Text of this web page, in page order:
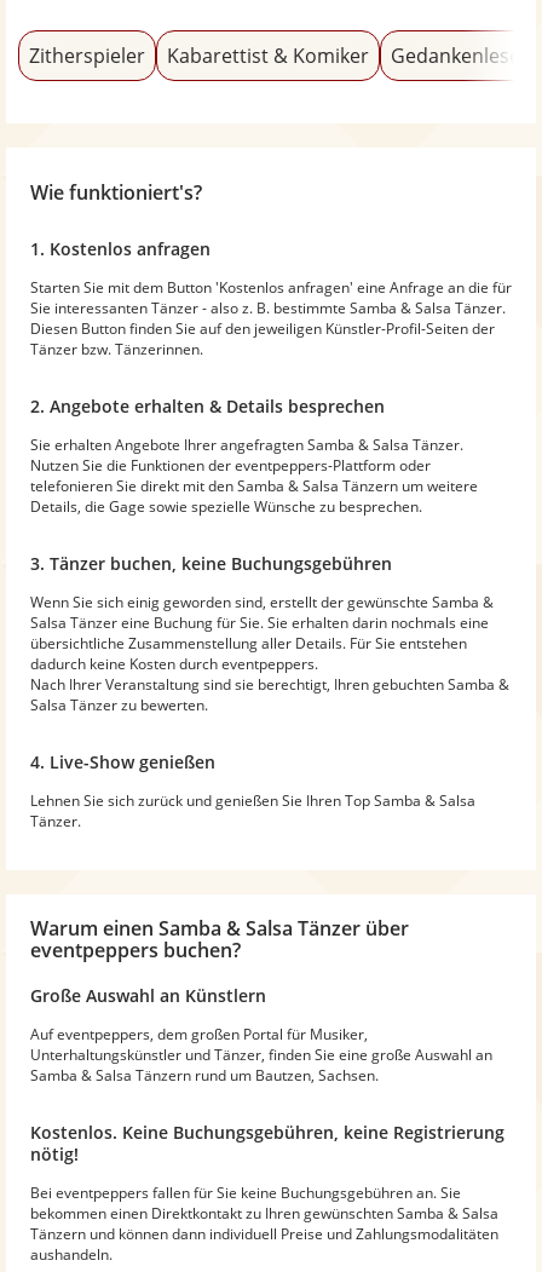
Zitherspieler Kabarettist & Komiker Gedankenleser
Wie funktioniert's?
1. Kostenlos anfragen
Starten Sie mit dem Button 'Kostenlos anfragen' eine Anfrage an die für
Sie interessanten Tänzer - also z. B. bestimmte Samba & Salsa Tänzer.
Diesen Button finden Sie auf den jeweiligen Künstler-Profil-Seiten der
Tänzer bzw. Tänzerinnen.
2. Angebote erhalten & Details besprechen
Sie erhalten Angebote Ihrer angefragten Samba & Salsa Tänzer.
Nutzen Sie die Funktionen der eventpeppers-Plattform oder
telefonieren Sie direkt mit den Samba & Salsa Tänzern um weitere
Details, die Gage sowie spezielle Wünsche zu besprechen.
3. Tänzer buchen, keine Buchungsgebühren
Wenn Sie sich einig geworden sind, erstellt der gewünschte Samba &
Salsa Tänzer eine Buchung für Sie. Sie erhalten darin nochmals eine
übersichtliche Zusammenstellung aller Details. Für Sie entstehen
dadurch keine Kosten durch eventpeppers.
Nach Ihrer Veranstaltung sind sie berechtigt, Ihren gebuchten Samba &
Salsa Tänzer zu bewerten.
4. Live-Show genießen
Lehnen Sie sich zurück und genießen Sie Ihren Top Samba & Salsa
Tänzer.
Warum einen Samba & Salsa Tänzer über
eventpeppers buchen?
Große Auswahl an Künstlern
Auf eventpeppers, dem großen Portal für Musiker,
Unterhaltungskünstler und Tänzer, finden Sie eine große Auswahl an
Samba & Salsa Tänzern rund um Bautzen, Sachsen.
Kostenlos. Keine Buchungsgebühren, keine Registrierung
nötig!
Bei eventpeppers fallen für Sie keine Buchungsgebühren an. Sie
bekommen einen Direktkontakt zu Ihren gewünschten Samba & Salsa
Tänzern und können dann individuell Preise und Zahlungsmodalitäten
aushandeln.